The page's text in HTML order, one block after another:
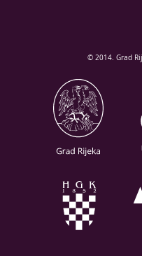
© 2014. Grad